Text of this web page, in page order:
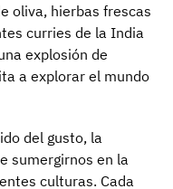
oliva, hierbas frescas
curries de la India
explosión de
a explorar el mundo
del gusto, la
sumergirnos en la
culturas. Cada